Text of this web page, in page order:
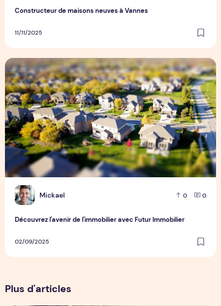
Constructeur de maisons neuves à Vannes
11/11/2025
M Mickael 0 0
Découvrez l'avenir de l'immobilier avec Futur Immobilier
02/09/2025
Découvrez l'avenir de l'immobilier avec Futur Immobilier
Plus d'articles